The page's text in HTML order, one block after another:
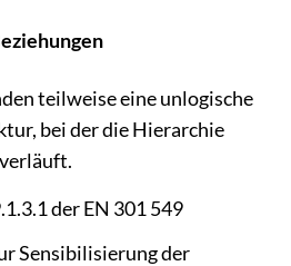
teilweise eine unlogische
bei der die Hierarchie
der EN 301 549
Sensibilisierung der